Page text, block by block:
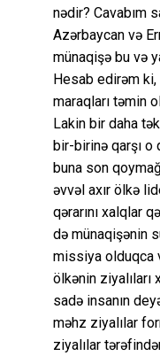
nədir? Cavabım
Azərbaycan və
münaqişə bu və
Hesab edirəm
maraqları təmin
Lakin bir daha
bir-birinə qarşı o
buna son
əvvəl axır ölkə
qərarını xalqlar
də münaqişənin
missiya olduqca
ölkənin ziyalıları
sadə insanın
məhz ziyalılar
ziyalılar